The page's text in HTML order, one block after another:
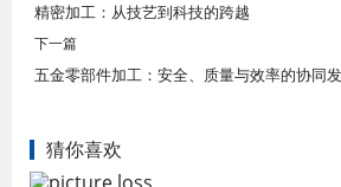
精密加工：从技艺到科技的跨越
下一篇
五金零部件加工：安全、质量与效率的协同
猜你喜欢